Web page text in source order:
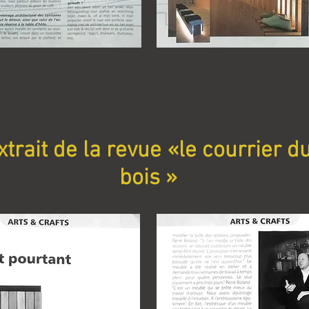
de la revue «le courrier
bois »